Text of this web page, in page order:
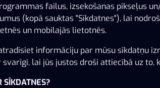
Pieslēgties
failus, izsekošanas pikseļus
(kopā sauktas "Sīkdatnes"), lai
un mobilajās lietotnēs.
informāciju par mūsu sīkdatņu
svarīgi, lai jūs justos droši attiecībā uz to,
SĪKDATNES?